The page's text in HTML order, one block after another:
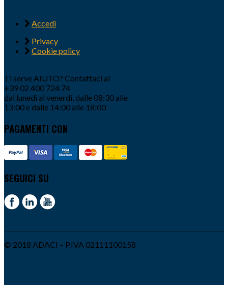
Accedi
Privacy
Cookie policy
Ti serve AIUTO? Contattaci al
+39 02 400 724 74
dal lunedì al venerdì, dalle 08:30 alle
13:00 e dalle 14:00 alle 18:00
PAGAMENTI CON
SEGUICI SU
© 2018 ADACI – P.IVA 02111100158